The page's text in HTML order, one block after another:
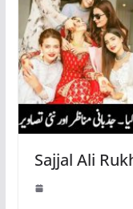
Sajjal Ali